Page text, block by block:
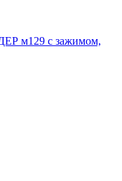
м129 с зажимом,